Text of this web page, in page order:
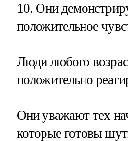
10. Они
положительное
Люди любого
положительно
Они уважают тех
которые готовы